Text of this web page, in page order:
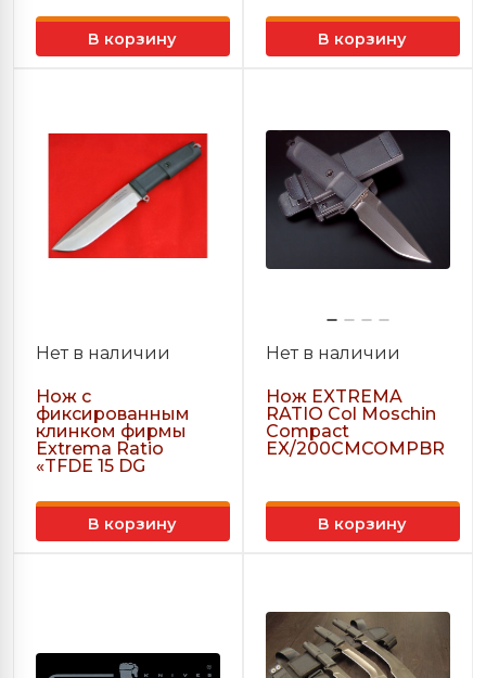
В корзину В корзину
Нет в наличии
Нож с
фиксированным
клинком фирмы
Extrema Ratio
«TFDE 15 DG
В корзину
Нет в наличии
Нож EXTREMA
RATIO Col Moschin
Compact
EX/200CMCOMPBR
В корзину